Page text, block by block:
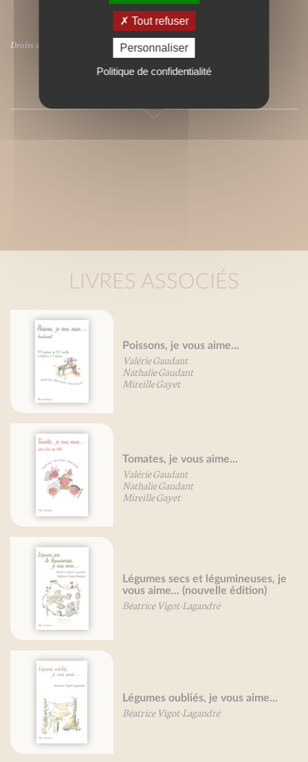
Droits de traduction disponibles.
LIVRES ASSOCIÉS
Poissons, je vous aime...
Valérie Gaudant
Nathalie Gaudant
Mireille Gayet
Tomates, je vous aime...
Valérie Gaudant
Nathalie Gaudant
Mireille Gayet
Légumes secs et légumineuses, je
vous aime... (nouvelle édition)
Béatrice Vigot-Lagandré
Légumes oubliés, je vous aime...
Béatrice Vigot-Lagandré
Tout refuser
Personnaliser
Politique de confidentialité